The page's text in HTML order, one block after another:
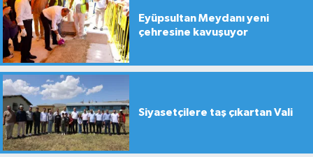
Eyüpsultan Meydanı yeni
çehresine kavuşuyor
Siyasetçilere taş çıkartan Vali